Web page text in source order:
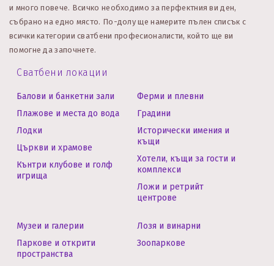
и много повече. Всичко необходимо за перфектния ви ден,
събрано на едно място. По-долу ще намерите пълен списък с
всички категории сватбени професионалисти, който ще ви
помогне да започнете.
Сватбени локации
Балови и банкетни зали
Плажове и места до вода
Лодки
Църкви и храмове
Кънтри клубове и голф
игрища
Ферми и плевни
Градини
Исторически имения и
къщи
Хотели, къщи за гости и
комплекси
Ложи и ретрийт
центрове
Музеи и галерии
Паркове и открити
пространства
Лозя и винарни
Зоопаркове